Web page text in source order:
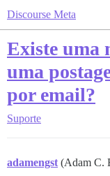
Discourse Meta
Existe uma
uma
por email?
Suporte
adamengst (Adam C.